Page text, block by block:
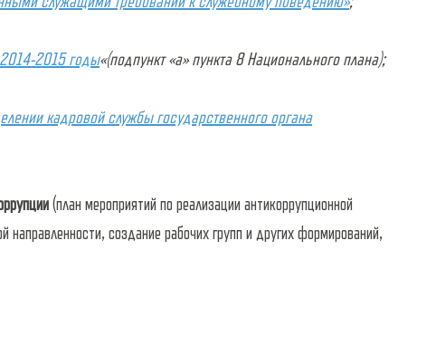
2015 годы«(подпункт «а» пункта 8 Национального плана);
кадровой службы государственного органа
(план мероприятий по реализации антикоррупционной
создание рабочих групп и других формирований,